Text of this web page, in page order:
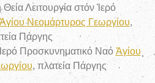
Θεία Λειτουργία στόν Ἱερό
Ἁγίου Νεομάρτυρος Γεωργίου,
Πάργης
Προσκυνηματικό Ναό Ἁγίου
, πλατεία Πάργης